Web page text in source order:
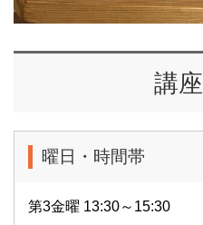
少人数制なのでわからない
お好きな大きさのバックや
※11/21(金)～スタートの定
shishaId=3005>
講
曜日・時間帯
第3金曜 13:30～15:30